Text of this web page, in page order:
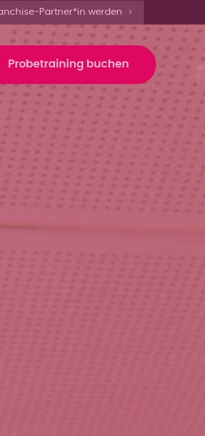
Partner*in werden
Probetraining buchen